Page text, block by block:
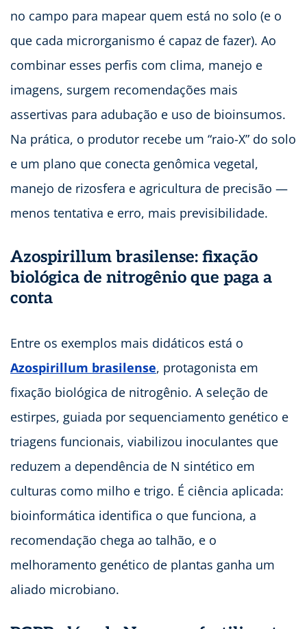
no campo para mapear quem está no solo (e o
que cada microrganismo é capaz de fazer). Ao
combinar esses perfis com clima, manejo e
imagens, surgem recomendações mais
assertivas para adubação e uso de bioinsumos.
Na prática, o produtor recebe um “raio-X” do solo
e um plano que conecta genômica vegetal,
manejo de rizosfera e agricultura de precisão —
menos tentativa e erro, mais previsibilidade.
Azospirillum brasilense: fixação
biológica de nitrogênio que paga a
conta
Entre os exemplos mais didáticos está o
Azospirillum brasilense, protagonista em
fixação biológica de nitrogênio. A seleção de
estirpes, guiada por sequenciamento genético e
triagens funcionais, viabilizou inoculantes que
reduzem a dependência de N sintético em
culturas como milho e trigo. É ciência aplicada:
bioinformática identifica o que funciona, a
recomendação chega ao talhão, e o
melhoramento genético de plantas ganha um
aliado microbiano.